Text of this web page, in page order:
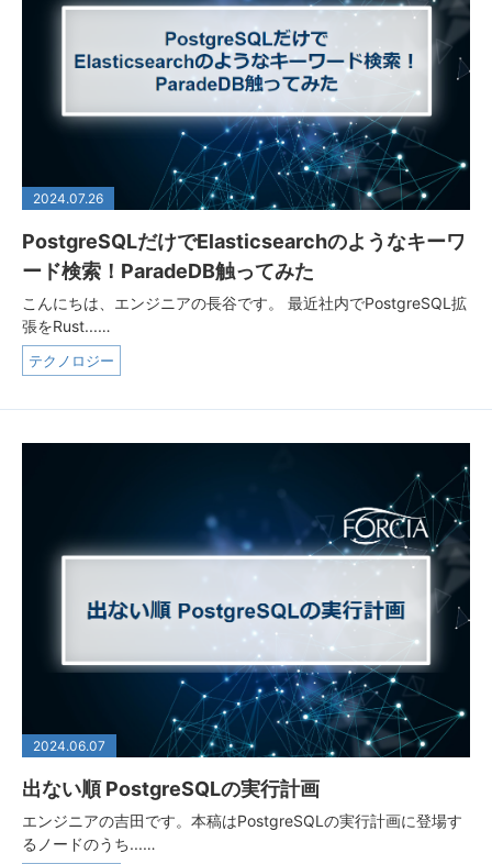
2024.07.26
PostgreSQLだけでElasticsearchのようなキーワ
ード検索！ParadeDB触ってみた
こんにちは、エンジニアの長谷です。 最近社内でPostgreSQL拡
張をRust...…
テクノロジー
2024.06.07
出ない順 PostgreSQLの実行計画
エンジニアの吉田です。本稿はPostgreSQLの実行計画に登場す
るノードのうち...…